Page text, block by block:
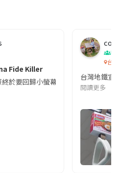
Fide Killer
於要回歸小螢幕啦!這次的劇本改編
co
吹
台灣
台灣地鐵宣
閱讀更多